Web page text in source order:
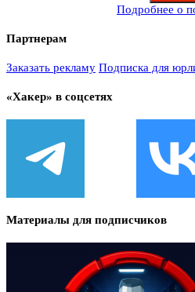
Подробнее о
Партнерам
Заказать рекламу Подписка для
«Хакер» в соцсетях
Материалы для подписчиков